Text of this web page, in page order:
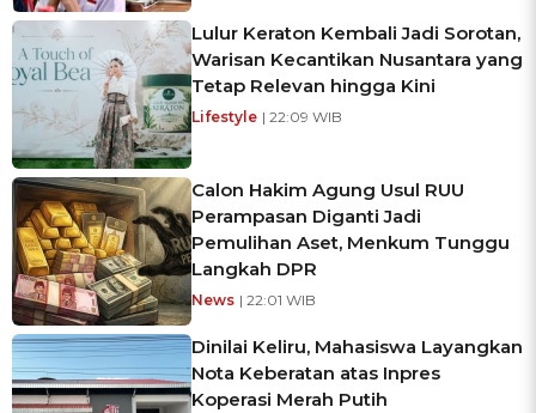
Lulur Keraton Kembali Jadi Sorotan,
Warisan Kecantikan Nusantara yang
Tetap Relevan hingga Kini
Lifestyle | 22:09 WIB
Calon Hakim Agung Usul RUU
Perampasan Diganti Jadi
Pemulihan Aset, Menkum Tunggu
Langkah DPR
News | 22:01 WIB
Dinilai Keliru, Mahasiswa Layangkan
Nota Keberatan atas Inpres
Koperasi Merah Putih